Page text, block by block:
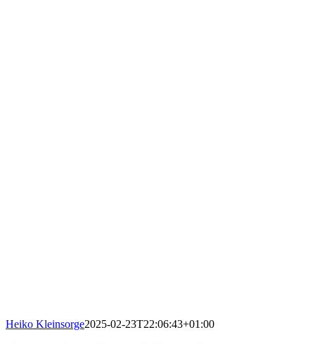
Heiko Kleinsorge2025-02-23T22:06:43+01:00